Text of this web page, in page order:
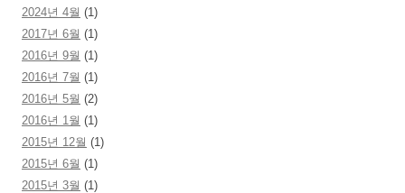
2024년 4월 (1)
2017년 6월 (1)
2016년 9월 (1)
2016년 7월 (1)
2016년 5월 (2)
2016년 1월 (1)
2015년 12월 (1)
2015년 6월 (1)
2015년 3월 (1)